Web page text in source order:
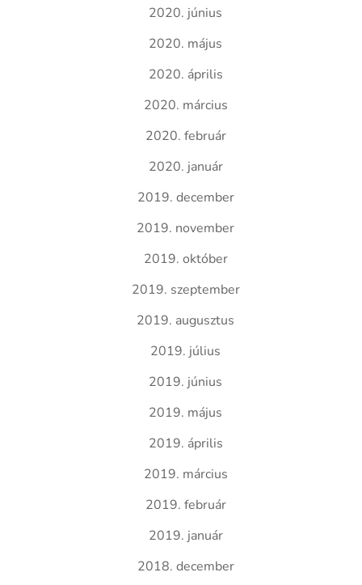
2020. június
2020. május
2020. április
2020. március
2020. február
2020. január
2019. december
2019. november
2019. október
2019. szeptember
2019. augusztus
2019. július
2019. június
2019. május
2019. április
2019. március
2019. február
2019. január
2018. december